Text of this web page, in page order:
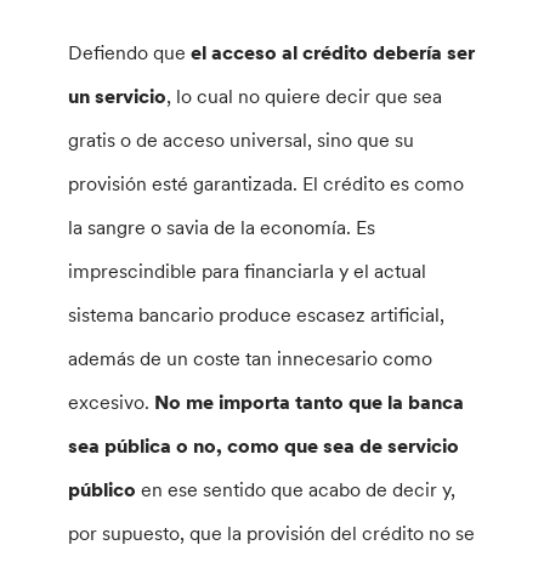
Defiendo queel acceso al crédito debería ser
un servicio, lo cual no quiere decir que sea
gratis o de acceso universal, sino que su
provisión esté garantizada. El crédito es como
la sangre o savia de la economía. Es
imprescindible para financiarla y el actual
sistema bancario produce escasez artificial,
además de un coste tan innecesario como
excesivo. No me importa tanto que la banca
sea pública o no, como que sea de servicio
público en ese sentido que acabo de decir y,
por supuesto, que la provisión del crédito no se